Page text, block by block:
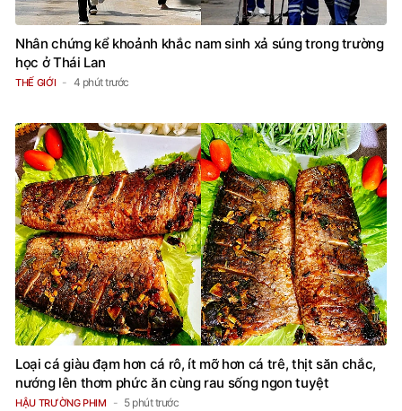
Nhân chứng kể khoảnh khắc nam sinh xả súng trong trường
học ở Thái Lan
THẾ GIỚI 4 phút trước
Loại cá giàu đạm hơn cá rô, ít mỡ hơn cá trê, thịt săn chắc,
nướng lên thơm phức ăn cùng rau sống ngon tuyệt
HẬU TRƯỜNG PHIM 5 phút trước